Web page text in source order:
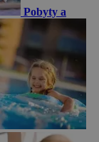
Pobyty a